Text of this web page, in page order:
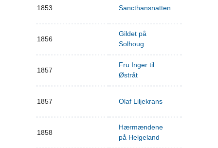
1853 Sancthansnatten
1856
Gildet på
Solhoug
1857
Fru Inger til
Østråt
1857 Olaf Liljekrans
1858
Hærmændene
på Helgeland